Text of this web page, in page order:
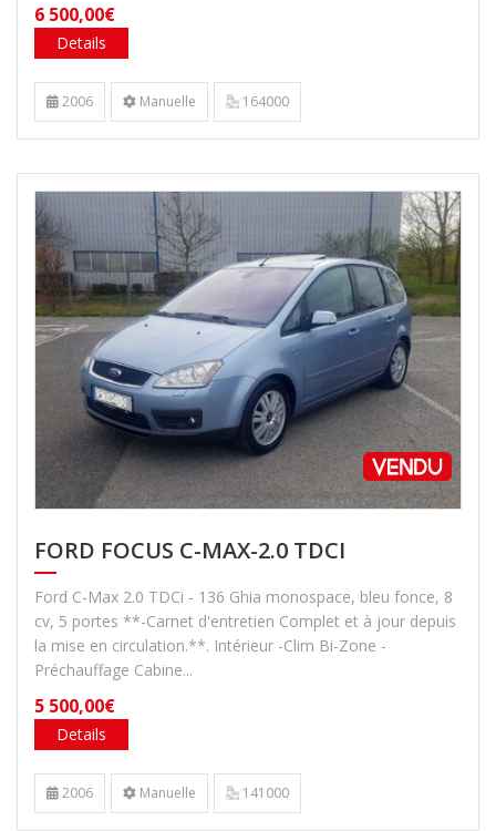
6 500,00€
Details
2006 Manuelle 164000
FORD FOCUS C-MAX-2.0 TDCI
Ford C-Max 2.0 TDCi - 136 Ghia monospace, bleu fonce, 8
cv, 5 portes **-Carnet d'entretien Complet et à jour depuis
la mise en circulation.**. Intérieur -Clim Bi-Zone -
Préchauffage Cabine...
5 500,00€
Details
2006 Manuelle 141000